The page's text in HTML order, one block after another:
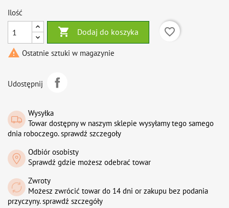
Ilość
 Dodaj do koszyka
favorite_border
 Ostatnie sztuki w magazynie
Udostępnij
Wysyłka
Towar dostępny w naszym sklepie wysyłamy tego samego
dnia roboczego. sprawdź szczegoły
Odbiór osobisty
Sprawdź gdzie możesz odebrać towar
Zwroty
Możesz zwrócić towar do 14 dni or zakupu bez podania
przyczyny. sprawdź szczegóły